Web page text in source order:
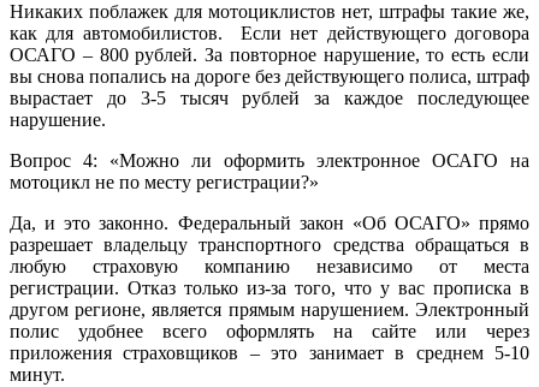
Никаких поблажек для мотоциклистов нет, штрафы такие же,
как для автомобилистов. Если нет действующего договора
ОСАГО – 800 рублей. За повторное нарушение, то есть если
вы снова попались на дороге без действующего полиса, штраф
вырастает до 3-5 тысяч рублей за каждое последующее
нарушение.
Вопрос 4: «Можно ли оформить электронное ОСАГО на
мотоцикл не по месту регистрации?»
Да, и это законно. Федеральный закон «Об ОСАГО» прямо
разрешает владельцу транспортного средства обращаться в
любую страховую компанию независимо от места
регистрации. Отказ только из-за того, что у вас прописка в
другом регионе, является прямым нарушением. Электронный
полис удобнее всего оформлять на сайте или через
приложения страховщиков – это занимает в среднем 5-10
минут.